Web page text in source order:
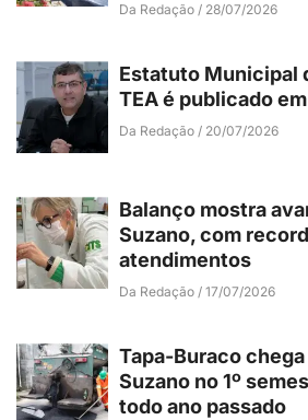
Da Redação 28/07/2026
Estatuto Municipal
TEA é publicado
Da Redação 20/07/2026
Balanço mostra
Suzano, com
atendimentos
Da Redação 17/07/2026
Tapa-Buraco
Suzano no 1º
todo ano passado